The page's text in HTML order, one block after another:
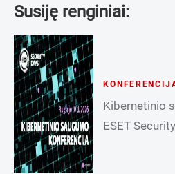
Susiję renginiai:
Kibernetinio
ESET